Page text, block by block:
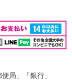
局」「銀行」